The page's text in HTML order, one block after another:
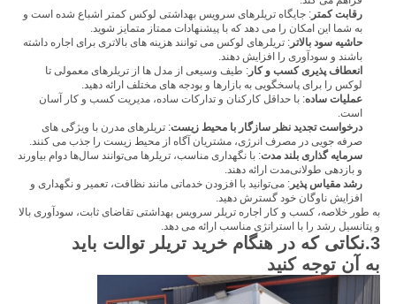
رقابت کمتر : جایگاه تریلرهای سرویس بهداشتی لوکس کمتر اشباع شده است و
به شما این امکان را می دهد که با پیشنهادات ممتاز متمایز شوید.
حاشیه سود بالاتر : تریلرهای لوکس می توانند هزینه های بالاتری برای اجاره داشته
باشند و سودآوری را افزایش دهند.
انعطاف پذیری کسب و کار : طیف وسیعی از مدل ها از تریلرهای معمولی تا
لوکس را برای پاسخگویی به بازارها و بودجه های مختلف ارائه دهید.
عملیات ساده: با حداقل کارکنان و تدارکات ساده، مدیریت کسب و کار آسان
است.
درخواست تجدید نظر سازگار با محیط زیست: تریلرهای مدرن با ویژگی های
صرفه جویی در مصرف انرژی، مشتریان آگاه از محیط زیست را جذب می کنند.
سرمایه گذاری بلند مدت: با نگهداری مناسب، تریلرها می‌توانند سال‌ها دوام بیاورند
و بازدهی طولانی‌مدت ارائه دهند.
رشد مقیاس پذیر : می‌توانید با افزودن خدماتی مانند نظافت، تعمیر و نگهداری و
افزایش ناوگان خود گسترش دهید.
به طور خلاصه، کسب و کار اجاره تریلر سرویس بهداشتی تقاضای ثابت، سودآوری بالا
و پتانسیل رشد را با استراتژی مناسب ارائه می دهد.
3. نکاتی که در هنگام خرید تریلر توالت باید
به آن توجه کنید